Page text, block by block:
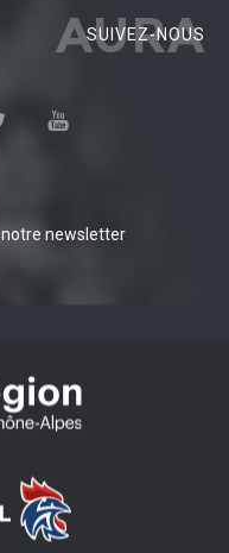
AURA
SUIVEZ-NOUS
newsletter